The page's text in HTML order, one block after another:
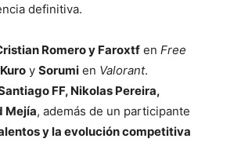
definitiva.
Romero y Faroxtf en Free
Kuro y Sorumi en Valorant.
FF, Nikolas Pereira,
Mejía, además de un participante
y la evolución competitiva